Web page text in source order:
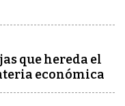
que hereda el
económica